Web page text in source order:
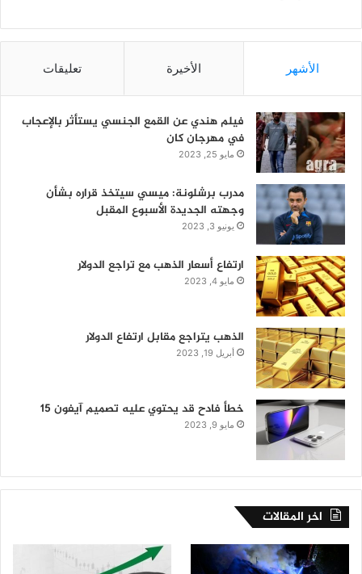
الأشهر الأخيرة تعليقات
فيلم هندي عن القمع الجنسي يستأثر بالإعجاب
في مهرجان كان
مايو 25, 2023
مدرب برشلونة: ميسي سيتخذ قراره بشأن
وجهته الجديدة الأسبوع المقبل
يونيو 3, 2023
ارتفاع أسعار الذهب مع تراجع الدولار
مايو 4, 2023
الذهب يتراجع مقابل ارتفاع الدولار
أبريل 19, 2023
خطأ فادح قد يحتوي عليه تصميم آيفون 15
مايو 9, 2023
اخر المقالات